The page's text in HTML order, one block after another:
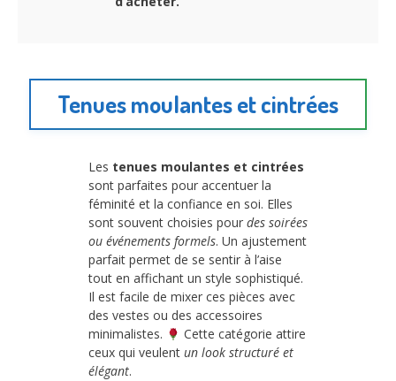
Tenues moulantes et cintrées
Les tenues moulantes et cintrées
sont parfaites pour accentuer la
féminité et la confiance en soi. Elles
sont souvent choisies pour des soirées
ou événements formels. Un ajustement
parfait permet de se sentir à l’aise
tout en affichant un style sophistiqué.
Il est facile de mixer ces pièces avec
des vestes ou des accessoires
minimalistes.
Cette catégorie attire
ceux qui veulent un look structuré et
élégant.